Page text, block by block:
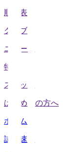
順位表
クラブ
ニュース
特集
スタッツ
はじめての方へ
ホーム
試合速報